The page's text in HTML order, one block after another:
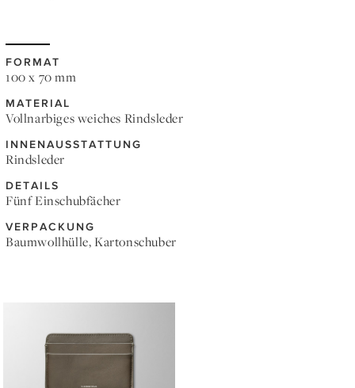
FORMAT
100 x 70 mm
MATERIAL
Vollnarbiges weiches Rindsleder
INNENAUSSTATTUNG
Rindsleder
DETAILS
Fünf Einschubfächer
VERPACKUNG
Baumwollhülle, Kartonschuber